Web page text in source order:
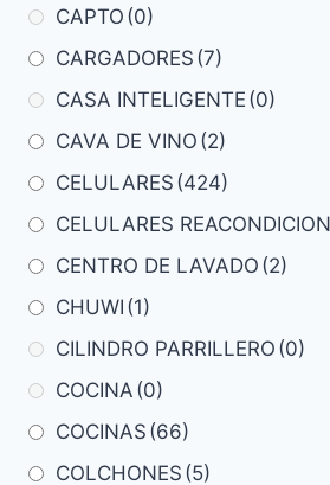
CAPTO (0)
CARGADORES (7)
CASA INTELIGENTE (0)
CAVA DE VINO (2)
CELULARES (424)
CELULARES
CENTRO DE LAVADO (2)
CHUWI (1)
CILINDRO PARRILLERO (0)
COCINA (0)
COCINAS (66)
COLCHONES (5)